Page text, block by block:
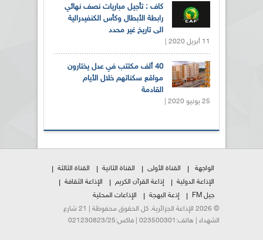
كاف : تأجيل مباريات نصف نهائي
رابطة الأبطال وكأس الكنفيدرالية
الى تاريخ غير محدد
11 أبريل 2020 |
40 ألف مكتتب في عدل يختارون
مواقع سكناتهم خلال الأيام
القادمة
25 يونيو 2020 |
الواجهة القناة الأولى القناة الثانية
القناة الثالثة
الإذاعة الدولية
إذاعة القرآن الكريم
الإذاعة الثقافة
جيل FM
إذعة البهجة
الإذاعات المحلية
© 2026 الإذاعة الجزائرية. كل الحقوق محفوظة | 21 شارع
الشهداء | هاتف:023500301 | فاكس:021230823/25